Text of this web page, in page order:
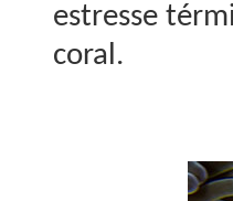
estresse
coral.